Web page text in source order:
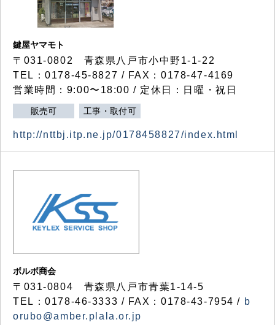
鍵屋ヤマモト
〒031-0802 青森県八戸市小中野1-1-22
TEL：0178-45-8827 / FAX：0178-47-4169
営業時間：9:00〜18:00 / 定休日：日曜・祝日
販売可 工事・取付可
http://nttbj.itp.ne.jp/0178458827/index.html
ボルボ商会
〒031-0804 青森県八戸市青葉1-14-5
TEL：0178-46-3333 / FAX：0178-43-7954 / b
orubo@amber.plala.or.jp